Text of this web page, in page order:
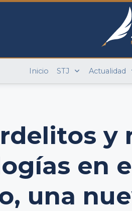
Inicio STJ Actualidad
y
en
una